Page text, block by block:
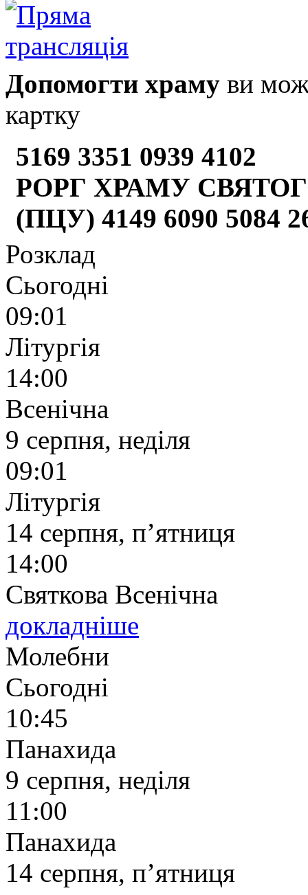
Допомогти храму ви
картку
5169 3351 0939 4102
РОРГ ХРАМУ
(ПЦУ) 4149 6090 5084
Розклад
Сьогодні
09:01
Літургія
14:00
Всенічна
9 серпня, неділя
09:01
Літургія
14 серпня, п’ятниця
14:00
Святкова Всенічна
докладніше
Молебни
Сьогодні
10:45
Панахида
9 серпня, неділя
11:00
Панахида
14 серпня, п’ятниця